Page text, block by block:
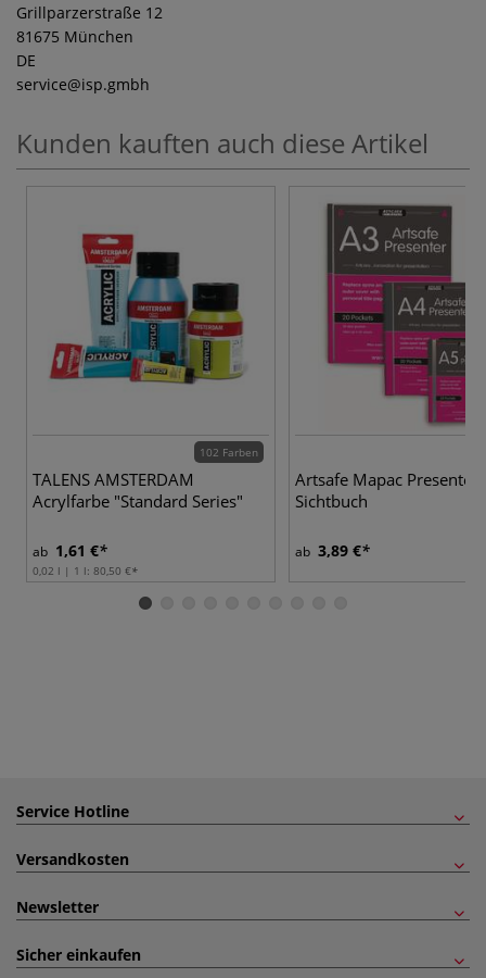
Grillparzerstraße 12
81675 München
DE
service@isp.gmbh
Kunden kauften auch diese Artikel
102 Farben
TALENS AMSTERDAM
Acrylfarbe "Standard Series"
ab 1,61 €
0,02 l | 1 l: 80,50 €
Artsafe Mapac Presenter
Sichtbuch
ab 3,89 €
Service Hotline
Versandkosten
Newsletter
Sicher einkaufen